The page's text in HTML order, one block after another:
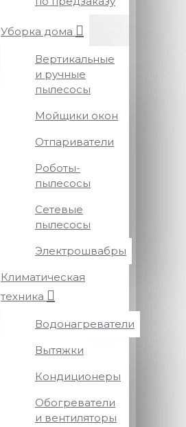
Уборка дома
Вертикальные
и ручные
пылесосы
Мойщики окон
Отпариватели
Роботы-
пылесосы
Сетевые
пылесосы
Электрошвабры
Климатическая
техника
Водонагреватели
Вытяжки
Кондиционеры
Обогреватели
и вентиляторы